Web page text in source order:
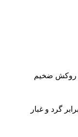
گرد و غبار